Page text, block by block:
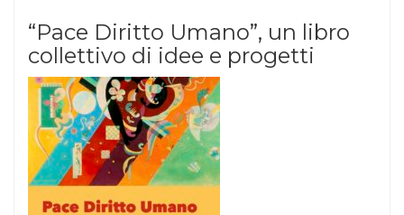
“Pace Diritto Umano”, un libro
collettivo di idee e progetti